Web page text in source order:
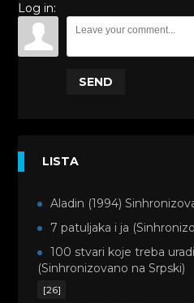
Log in:
SEND
LISTA
Aladin (1994)
7 patuljaka i ja
100 stvari koje treba
(Sinhronizovano na Srpski)
[26]